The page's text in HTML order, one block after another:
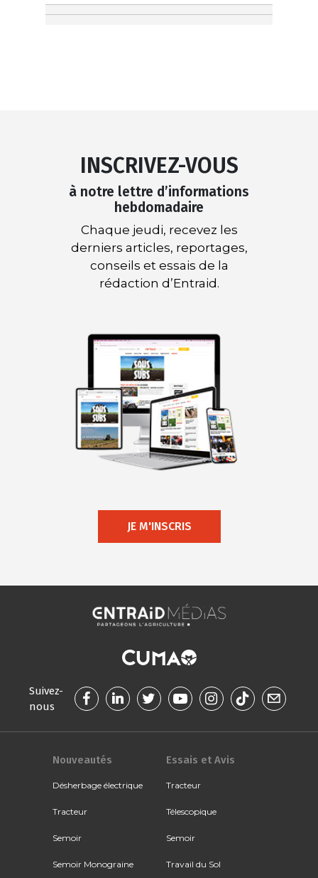
INSCRIVEZ-VOUS
à notre lettre d’informations
hebdomadaire
Chaque jeudi, recevez les
derniers articles, reportages,
conseils et essais de la
rédaction d’Entraid.
JE M'INSCRIS
Suivez-
nous
Nouveautés
Désherbage électrique
Tracteur
Semoir
Semoir Monograine
Essais et Avis
Tracteur
Télescopique
Semoir
Travail du Sol